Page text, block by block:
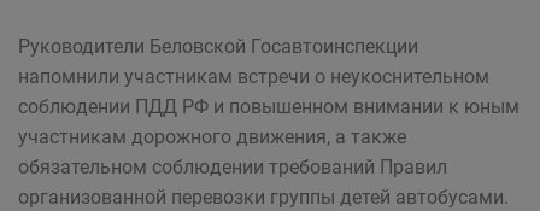
Руководители Беловской Госавтоинспекции
напомнили участникам встречи о неукоснительном
соблюдении ПДД РФ и повышенном внимании к юным
участникам дорожного движения, а также
обязательном соблюдении требований Правил
организованной перевозки группы детей автобусами.